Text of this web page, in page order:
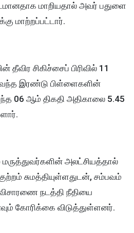
மாறியதால் அவர் பதுளை
மாற்றப்பட்டார்.
சிகிச்சைப் பிரிவில் 11
வந்த இரண்டு பிள்ளைகளின்
06 ஆம் திகதி அதிகாலை 5.45
மருத்துவர்களின் அலட்சியத்தால்
சுமத்தியுள்ளதுடன், சம்பவம்
நடத்தி நீதியை
கோரிக்கை விடுத்துள்ளனர்.